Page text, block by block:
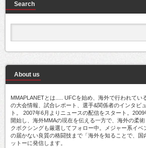
Search
About us
MMAPLANETとは..... UFCを始め、海外で行われてい
の大会情報、試合レポート、選手&関係者のインタビ
ト。 2007年6月よりニュースの配信をスタート。
開始し、海外MMAの現在を伝える一方で、海外の柔
クボクシングも厳選してフォロー中。メジャー系イベ
の届かない良質の格闘技まで「海外を知ることで、国
ットーに発信します。